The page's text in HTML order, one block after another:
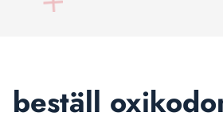
beställ